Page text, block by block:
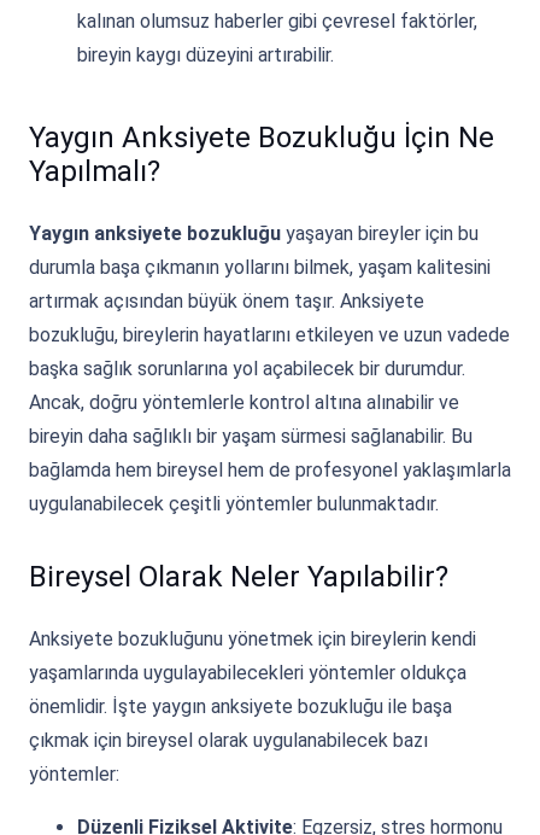
kalınan olumsuz haberler gibi çevresel faktörler,
bireyin kaygı düzeyini artırabilir.
Yaygın Anksiyete Bozukluğu İçin Ne
Yapılmalı?
Yaygın anksiyete bozukluğu yaşayan bireyler için bu
durumla başa çıkmanın yollarını bilmek, yaşam kalitesini
artırmak açısından büyük önem taşır. Anksiyete
bozukluğu, bireylerin hayatlarını etkileyen ve uzun vadede
başka sağlık sorunlarına yol açabilecek bir durumdur.
Ancak, doğru yöntemlerle kontrol altına alınabilir ve
bireyin daha sağlıklı bir yaşam sürmesi sağlanabilir. Bu
bağlamda hem bireysel hem de profesyonel yaklaşımlarla
uygulanabilecek çeşitli yöntemler bulunmaktadır.
Bireysel Olarak Neler Yapılabilir?
Anksiyete bozukluğunu yönetmek için bireylerin kendi
yaşamlarında uygulayabilecekleri yöntemler oldukça
önemlidir. İşte yaygın anksiyete bozukluğu ile başa
çıkmak için bireysel olarak uygulanabilecek bazı
yöntemler:
Düzenli Fiziksel Aktivite: Egzersiz, stres hormonu